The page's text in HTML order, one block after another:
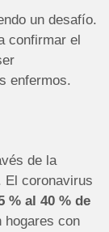
un desafío.
confirmar el
enfermos.
de la
El coronavirus
% al 40 % de
hogares con